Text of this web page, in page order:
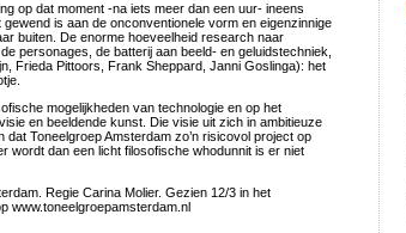
op dat moment -na iets meer dan een uur- ineens
is aan de onconventionele vorm en eigenzinnige
buiten. De enorme hoeveelheid research naar
personages, de batterij aan beeld- en geluidstechniek,
Frieda Pittoors, Frank Sheppard, Janni Goslinga): het
mogelijkheden van technologie en op het
en beeldende kunst. Die visie uit zich in ambitieuze
Toneelgroep Amsterdam zo’n risicovol project op
wordt dan een licht filosofische whodunnit is er niet
Regie Carina Molier. Gezien 12/3 in het
www.toneelgroepamsterdam.nl